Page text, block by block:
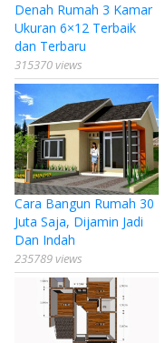
Denah Rumah 3 Kamar
Ukuran 6×12 Terbaik
dan Terbaru
315370 views
Cara Bangun Rumah 30
Juta Saja, Dijamin Jadi
Dan Indah
235789 views